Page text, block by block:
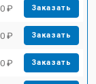
₽ Заказать
₽ Заказать
₽ Заказать